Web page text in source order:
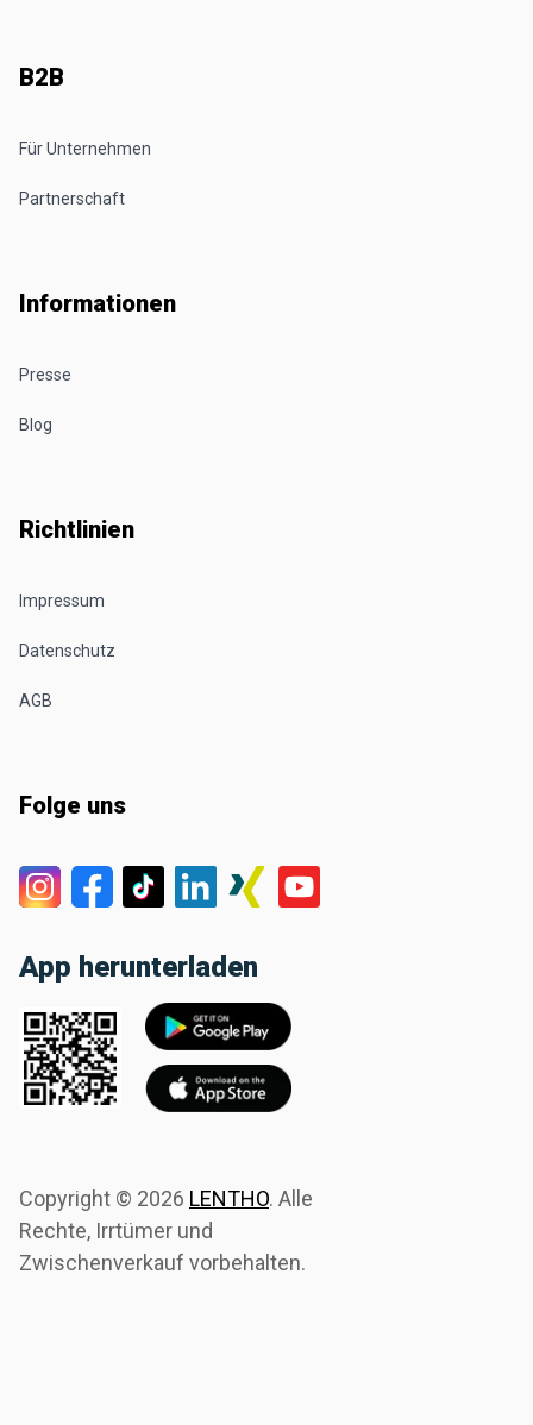
B2B
Für Unternehmen
Partnerschaft
Informationen
Presse
Blog
Richtlinien
Impressum
Datenschutz
AGB
Folge uns
App herunterladen
Copyright © 2026 LENTHO. Alle
Rechte, Irrtümer und
Zwischenverkauf vorbehalten.